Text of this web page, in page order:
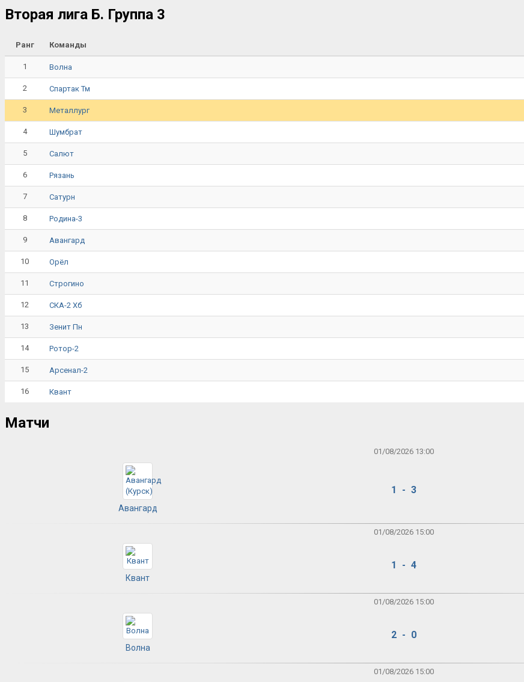
Вторая лига Б. Группа 3
Ранг Команды
1 Волна
2 Спартак Тм
3 Металлург
4 Шумбрат
5 Салют
6 Рязань
7 Сатурн
8 Родина-3
9 Авангард
10 Орёл
11 Строгино
12 СКА-2 Хб
13 Зенит Пн
14 Ротор-2
15 Арсенал-2
16 Квант
Матчи
01/08/2026 13:00
Авангард
1 - 3
01/08/2026 15:00
Квант
1 - 4
01/08/2026 15:00
Волна
2 - 0
01/08/2026 15:00